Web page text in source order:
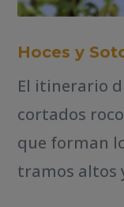
Hoces y
El itinerario
cortados
que forman
tramos altos